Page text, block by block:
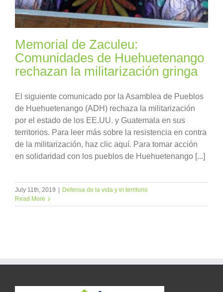
Memorial de Zaculeu:
Comunidades de Huehuetenango
rechazan la militarización gringa
El siguiente comunicado por la Asamblea de Pueblos
de Huehuetenango (ADH) rechaza la militarización
por el estado de los EE.UU. y Guatemala en sus
territorios. Para leer más sobre la resistencia en contra
de la militarización, haz clic aquí. Para tomar acción
en solidaridad con los pueblos de Huehuetenango [...]
July 11th, 2019 | Defensa de la vida y el territorio
Read More